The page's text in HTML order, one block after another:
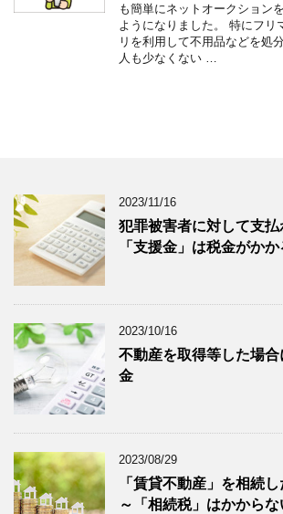
も簡単にネットオークション
ようになりました。 特にフリ
リを利用して不用品などを処
人も少なくない …
2023/11/16
犯罪被害者に対して支
「支援金」は税金がかか
2023/10/16
不動産を取得等した場
金
2023/08/29
「賃貸不動産」を相続
～「相続税」はかから